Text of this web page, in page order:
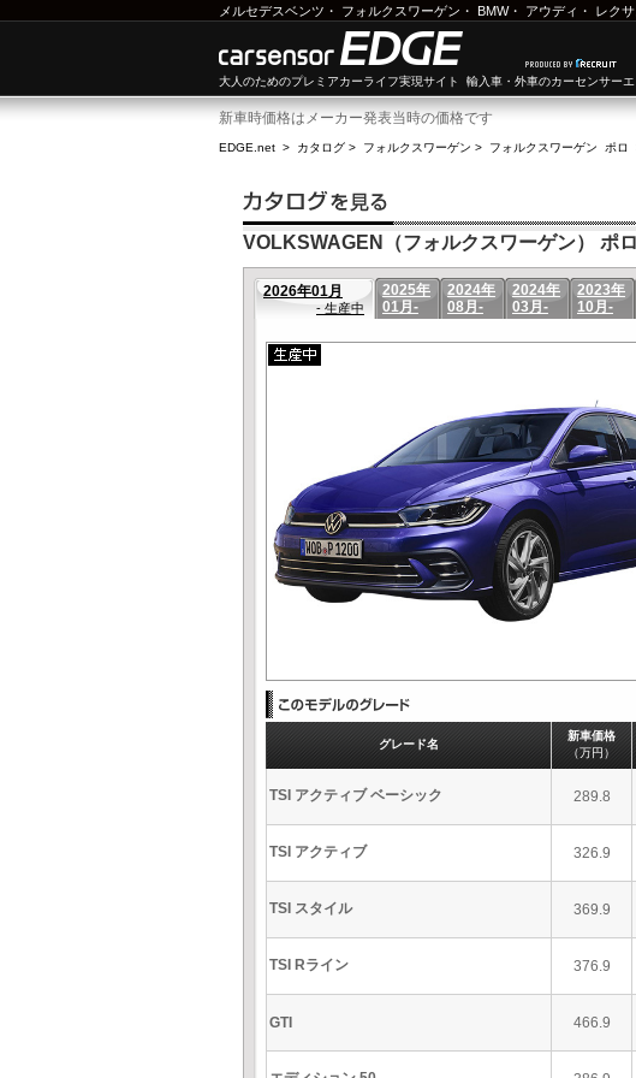
メルセデスベンツ ・ フォルクスワーゲン ・ BMW・ アウディ ・ レクサ
大人のためのプレミアカーライフ実現サイト 輸入車・外車のカーセンサーエ
新車時価格はメーカー発表当時の価格です
EDGE.net > カタログ > フォルクスワーゲン > フォルクスワーゲン ポロ
VOLKSWAGEN（フォルクスワーゲン） ポ
2026年01月
- 生産中
2025年
01月-
2024年
08月-
2024年
03月-
2023年
10月-
グレード名
新車価格
（万円）
TSI アクティブ ベーシック 289.8
TSI アクティブ 326.9
TSI スタイル 369.9
TSI Rライン 376.9
GTI 466.9